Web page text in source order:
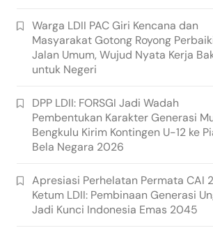
Warga LDII PAC Giri Kencana dan
Masyarakat Gotong Royong
Jalan Umum, Wujud Nyata Kerja
untuk Negeri
DPP LDII: FORSGI Jadi Wadah
Pembentukan Karakter Generasi
Bengkulu Kirim Kontingen U-12 ke
Bela Negara 2026
Apresiasi Perhelatan Permata CAI
Ketum LDII: Pembinaan Generasi
Jadi Kunci Indonesia Emas 2045